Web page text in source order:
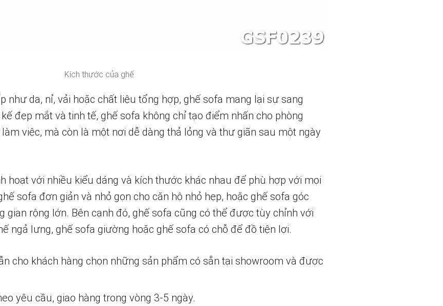
Kích thước của ghế
như da, nỉ, vải hoặc chất liệu tổng hợp, ghế sofa mang lại sự sang
đẹp mắt và tinh tế, ghế sofa không chỉ tạo điểm nhấn cho phòng
việc, mà còn là một nơi dễ dàng thả lỏng và thư giãn sau một ngày
hoạt với nhiều kiểu dáng và kích thước khác nhau để phù hợp với mọi
sofa đơn giản và nhỏ gọn cho căn hộ nhỏ hẹp, hoặc ghế sofa góc
gian rộng lớn. Bên cạnh đó, ghế sofa cũng có thể được tùy chỉnh với
ngả lưng, ghế sofa giường hoặc ghế sofa có chỗ để đồ tiện lợi.
cho khách hàng chọn những sản phẩm có sẵn tại showroom và được
yêu cầu, giao hàng trong vòng 3-5 ngày.